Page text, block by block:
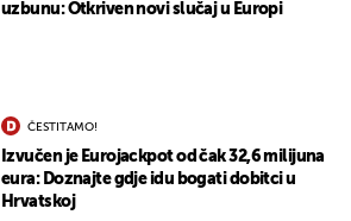
uzbunu: Otkriven novi slučaj u Europi
ČESTITAMO!
Izvučen je Eurojackpot od čak 32,6 milijuna
eura: Doznajte gdje idu bogati dobitci u
Hrvatskoj